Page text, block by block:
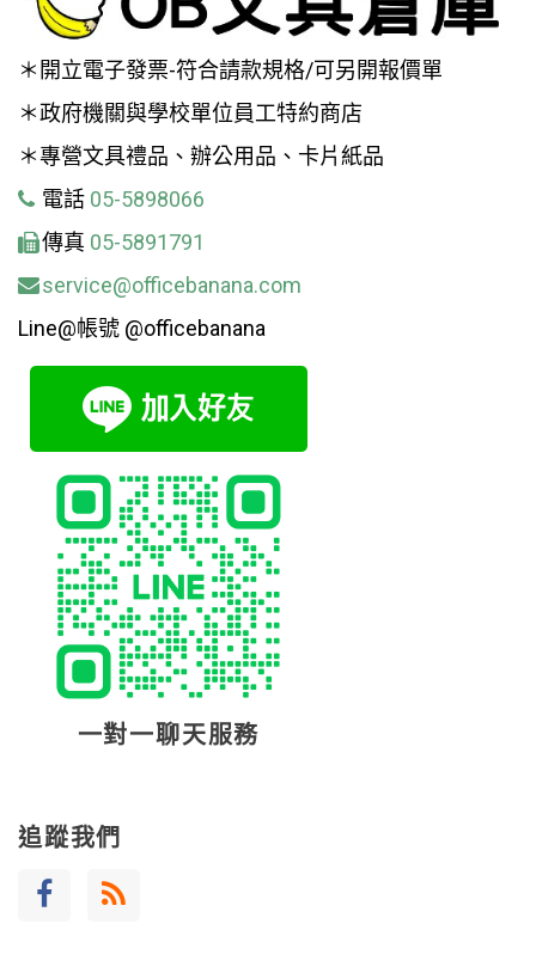
＊開立電子發票-符合請款規格/可另開報價單
＊政府機關與學校單位員工特約商店
＊專營文具禮品、辦公用品、卡片紙品
電話 05-5898066
傳真 05-5891791
service@officebanana.com
Line@帳號 @officebanana
一對一聊天服務
追蹤我們